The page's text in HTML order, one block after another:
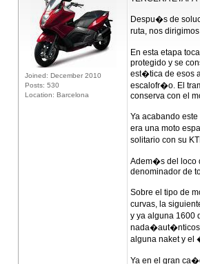
Joined: December 2010
Posts: 530
Location: Barcelona
Despu�s de
ruta, nos
En esta etapa
protegido y se
est�tica de esos
escalofr�o. El
conserva con el
Ya acabando
era una moto
solitario con su
Adem�s del loco
denominador de
Sobre el tipo de
curvas, la
y ya alguna 1600
nada�aut�nticos
alguna naket y el
Ya en el gran